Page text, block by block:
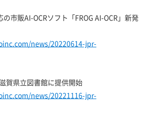
市販AI-OCRソフト「FROG AI-OCR」新発
news/20220614-jpr-
滋賀県立図書館に提供開始
news/20221116-jpr-